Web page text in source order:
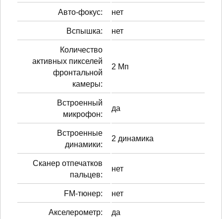
Авто-фокус: нет
Вспышка: нет
Количество
активных пикселей
фронтальной
камеры:
2 Мп
Встроенный
микрофон:
да
Встроенные
динамики:
2 динамика
Сканер отпечатков
пальцев:
нет
FM-тюнер: нет
Акселерометр: да